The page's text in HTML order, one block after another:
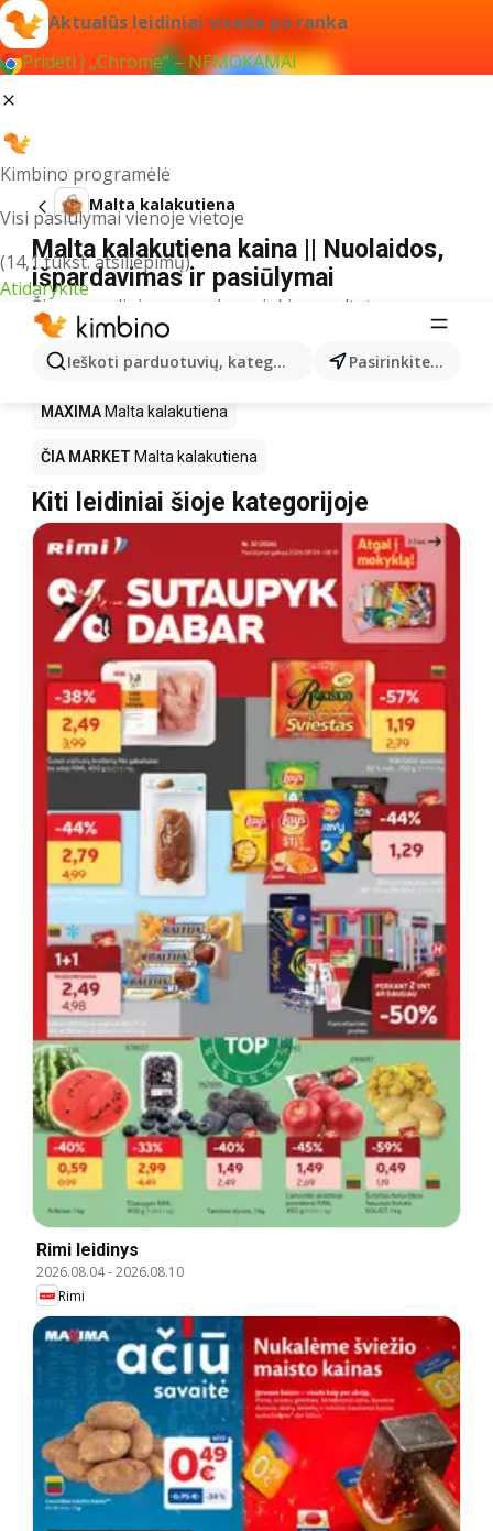
Aktualūs leidiniai visada po ranka
Pridėti į „Chrome“ – NEMOKAMAI
Kimbino programėlė
Visi pasiūlymai vienoje vietoje
(14,1 tūkst. atsiliepimų)
Atidarykite
Ieškoti parduotuvių, kategorijų, produktų... Pasirinkite miestą
Malta kalakutiena
Malta kalakutiena kaina || Nuolaidos,
išpardavimas ir pasiūlymai
Šiuo pavadinimu neradome jokių rezultatų
Akcija Malta kalakutiena – kur
nusipirkti?
MAXIMA Malta kalakutiena
ČIA MARKET Malta kalakutiena
Kiti leidiniai šioje kategorijoje
Rimi leidinys
2026.08.04-2026.08.10
Rimi